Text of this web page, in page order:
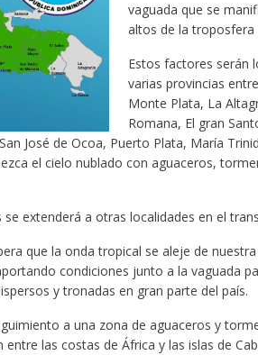
vaguada que se
altos de la
Estos factores serán
varias provincias
Monte Plata, La
Romana, El gran
José de Ocoa, Puerto Plata, María
el cielo nublado con aguaceros,
extenderá a otras localidades en el
que la onda tropical se aleje de
condiciones junto a la vaguada
y tronadas en gran parte del país.
a una zona de aguaceros y
las costas de África y las islas de